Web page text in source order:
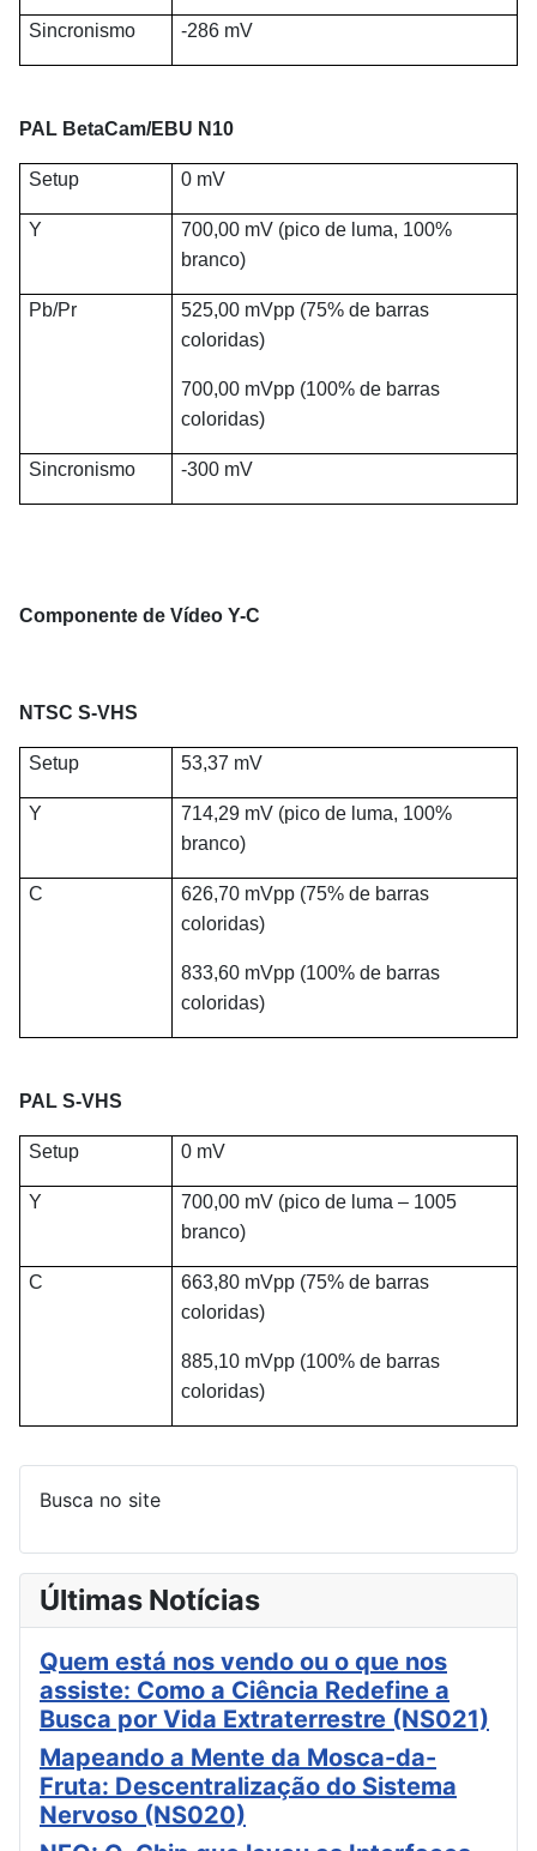
Sincronismo -286 mV
PAL BetaCam/EBU N10
Setup 0 mV
Y
700,00 mV (pico de luma, 100%
branco)
Pb/Pr
525,00 mVpp (75% de barras
coloridas)
700,00 mVpp (100% de barras
coloridas)
Sincronismo -300 mV
Componente de Vídeo Y-C
NTSC S-VHS
Setup 53,37 mV
Y
714,29 mV (pico de luma, 100%
branco)
C
626,70 mVpp (75% de barras
coloridas)
833,60 mVpp (100% de barras
coloridas)
PAL S-VHS
Setup 0 mV
Y
700,00 mV (pico de luma – 1005
branco)
C
663,80 mVpp (75% de barras
coloridas)
885,10 mVpp (100% de barras
coloridas)
Busca no site
Últimas Notícias
Quem está nos vendo ou o que nos
assiste: Como a Ciência Redefine a
Busca por Vida Extraterrestre (NS021)
Mapeando a Mente da Mosca-da-
Fruta: Descentralização do Sistema
Nervoso (NS020)